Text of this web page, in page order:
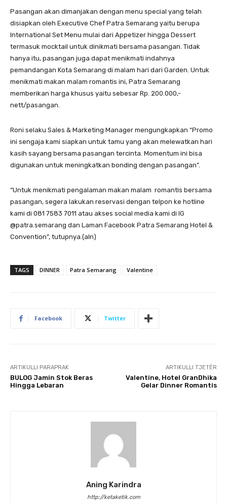
Pasangan akan dimanjakan dengan menu special yang telah
disiapkan oleh Executive Chef Patra Semarang yaitu berupa
International Set Menu mulai dari Appetizer hingga Dessert
termasuk mocktail untuk dinikmati bersama pasangan. Tidak
hanya itu, pasangan juga dapat menikmati indahnya
pemandangan Kota Semarang di malam hari dari Garden. Untuk
menikmati makan malam romantis ini, Patra Semarang
memberikan harga khusus yaitu sebesar Rp. 200.000,-
nett/pasangan.
Roni selaku Sales & Marketing Manager mengungkapkan “Promo
ini sengaja kami siapkan untuk tamu yang akan melewatkan hari
kasih sayang bersama pasangan tercinta. Momentum ini bisa
digunakan untuk meningkatkan bonding dengan pasangan”.
“Untuk menikmati pengalaman makan malam romantis bersama
pasangan, segera lakukan reservasi dengan telpon ke hotline
kami di 081 7583 7011 atau akses social media kami di IG
@patra.semarang dan Laman Facebook Patra Semarang Hotel &
Convention”, tutupnya.(aln)
TAGS DINNER Patra Semarang Valentine
Facebook Twitter
ARTIKULLI PARAPRAK
BULOG Jamin Stok Beras
Hingga Lebaran
ARTIKULLI TJETËR
Valentine, Hotel GranDhika
Gelar Dinner Romantis
Aning Karindra
http://ketaketik.com